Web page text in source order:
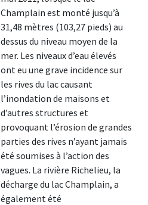
Champlain est monté jusqu’à
31,48 mètres (103,27 pieds) au
dessus du niveau moyen de la
mer. Les niveaux d’eau élevés
ont eu une grave incidence sur
les rives du lac causant
l’inondation de maisons et
d’autres structures et
provoquant l’érosion de grandes
parties des rives n’ayant jamais
été soumises à l’action des
vagues. La rivière Richelieu, la
décharge du lac Champlain, a
également été